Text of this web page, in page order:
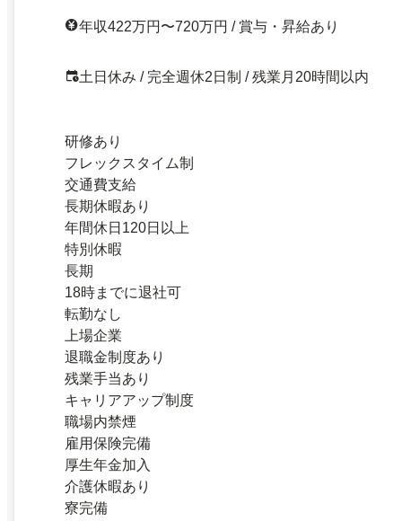
年収422万円〜720万円 / 賞与・昇給あり
土日休み / 完全週休2日制 / 残業月20時間以内
研修あり
フレックスタイム制
交通費支給
長期休暇あり
年間休日120日以上
特別休暇
長期
18時までに退社可
転勤なし
上場企業
退職金制度あり
残業手当あり
キャリアアップ制度
職場内禁煙
雇用保険完備
厚生年金加入
介護休暇あり
寮完備